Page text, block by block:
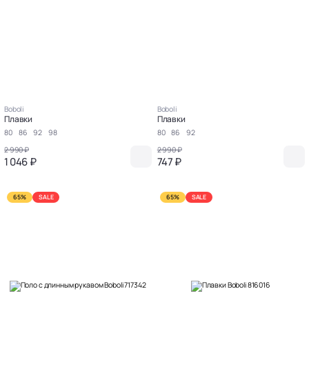
Boboli
Плавки
80 86 92
98
2 990 ₽
1 046 ₽
Boboli
Плавки
80 86
92
2 990 ₽
747 ₽
65% SALE 65% SALE